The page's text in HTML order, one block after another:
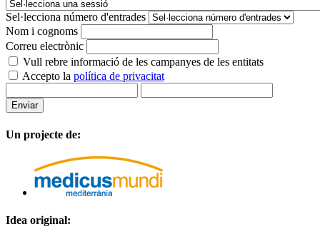
Sel·lecciona número d'entrades
Nom i cognoms
Correu electrònic
Vull rebre informació de les campanyes de les entitats
Accepto la política de privacitat
Enviar
Un projecte de:
Idea original: